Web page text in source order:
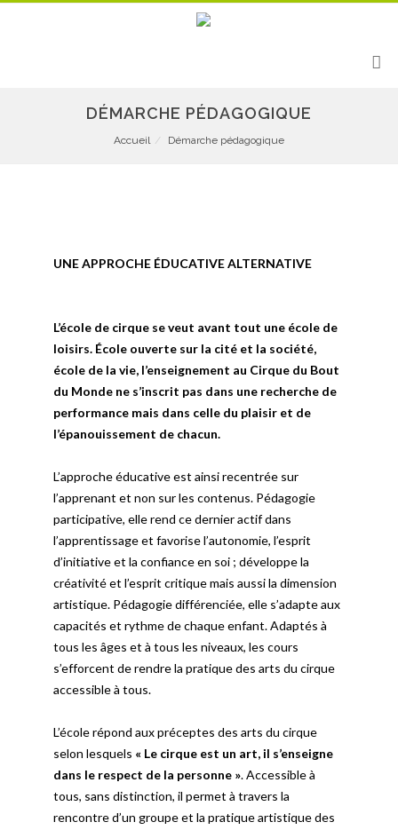
DÉMARCHE PÉDAGOGIQUE
Accueil Démarche pédagogique
UNE APPROCHE ÉDUCATIVE ALTERNATIVE
L’école de cirque se veut avant tout une école de
loisirs. École ouverte sur la cité et la société,
école de la vie, l’enseignement au Cirque du Bout
du Monde ne s’inscrit pas dans une recherche de
performance mais dans celle du plaisir et de
l’épanouissement de chacun.
L’approche éducative est ainsi recentrée sur
l’apprenant et non sur les contenus. Pédagogie
participative, elle rend ce dernier actif dans
l’apprentissage et favorise l’autonomie, l’esprit
d’initiative et la confiance en soi ; développe la
créativité et l’esprit critique mais aussi la dimension
artistique. Pédagogie différenciée, elle s’adapte aux
capacités et rythme de chaque enfant. Adaptés à
tous les âges et à tous les niveaux, les cours
s’efforcent de rendre la pratique des arts du cirque
accessible à tous.
L’école répond aux préceptes des arts du cirque
selon lesquels « Le cirque est un art, il s’enseigne
dans le respect de la personne ». Accessible à
tous, sans distinction, il permet à travers la
rencontre d’un groupe et la pratique artistique des